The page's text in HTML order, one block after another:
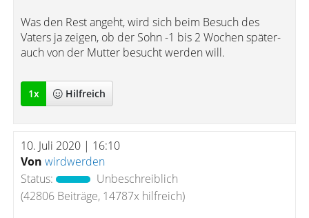
Was den Rest angeht, wird sich beim Besuch des
Vaters ja zeigen, ob der Sohn -1 bis 2 Wochen später-
auch von der Mutter besucht werden will.
1x Hilfreich
10. Juli 2020 | 16:10
Von wirdwerden
Status:
Unbeschreiblich
(42806 Beiträge, 14787x hilfreich)